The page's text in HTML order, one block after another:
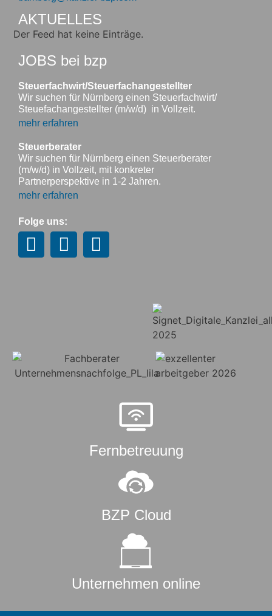
AKTUELLES
Der Feed hat keine Einträge.
JOBS bei bzp
Steuerfachwirt/Steuerfachangestellter
Wir suchen für Nürnberg einen Steuerfachwirt/
Steuefachangestellter (m/w/d) in Vollzeit.
mehr erfahren
Steuerberater
Wir suchen für Nürnberg einen Steuerberater
(m/w/d) in Vollzeit, mit konkreter
Partnerperspektive in 1-2 Jahren.
mehr erfahren
Folge uns:
Fernbetreuung
BZP Cloud
Unternehmen online